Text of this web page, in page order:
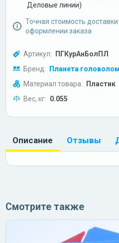
Деловые линии)
Точная стоимость
оформлении заказа
Артикул: ПГКурАнБолПЛ
Бренд: Планета
Материал товара: Пластик
Вес, кг: 0.055
Описание Отзывы
Смотрите также